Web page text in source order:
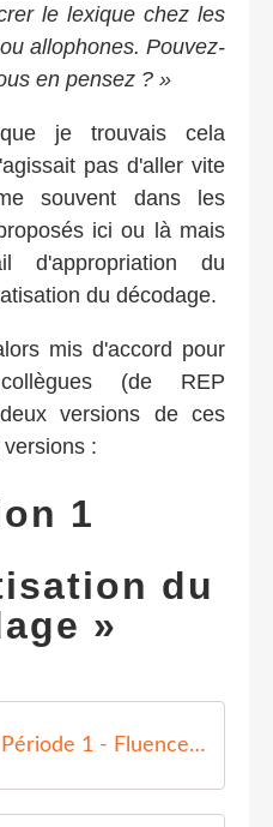
le lexique chez les
allophones. Pouvez-
en pensez ? »
je trouvais cela
pas d'aller vite
souvent dans les
ici ou là mais
d'appropriation du
du décodage.
mis d'accord pour
(de REP
versions de ces
:
1
du
»
Période 1 - Fluence AT